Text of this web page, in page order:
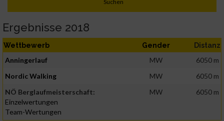
Ergebnisse 2018
Wettbewerb Gender Distanz
Anningerlauf MW
6050 m
Nordic Walking
MW
6050 m
NÖ Berglaufmeisterschaft:
Einzelwertungen
Team-Wertungen
MW 6050 m